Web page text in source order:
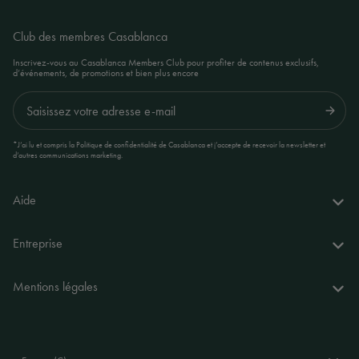
Aide
Votre espace personnel
Entreprise
À propos de nous
Mentions légales
Club des membres Casablanca
Inscrivez-vous au Casablanca Members Club pour profiter de contenus exclusifs,
d’événements, de promotions et bien plus encore
Envoyer
*J’ai lu et compris la Politique de confidentialité de Casablanca et j’accepte de recevoir la newsletter et
d’autres communications marketing.